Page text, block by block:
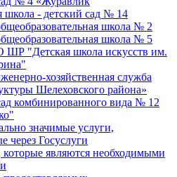
школа - детский сад № 14
школа № 2
школа № 5
"Детская школа искусств им.
хозяйственная служба
Шелеховского района»
комбинированного вида № 12
значимые услуги,
через Госуслуги
которые являются необходимыми